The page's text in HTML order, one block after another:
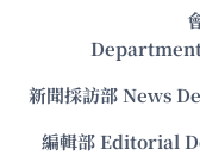
新聞採訪部 News
編輯部 Editorial